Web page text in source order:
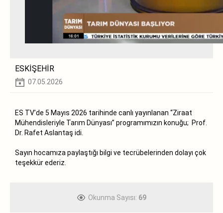
ESKİŞEHİR
07.05.2026
ES TV’de 5 Mayıs 2026 tarihinde canlı yayınlanan “Ziraat
Mühendisleriyle Tarım Dünyası” programımızın konuğu; Prof.
Dr. Rafet Aslantaş idi.
Sayın hocamıza paylaştığı bilgi ve tecrübelerinden dolayı çok
teşekkür ederiz.
Okunma Sayısı: 69